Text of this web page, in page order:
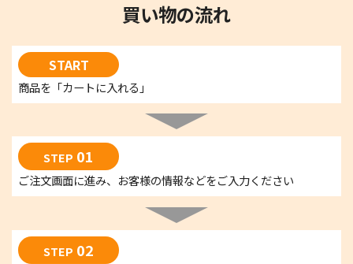
買い物の流れ
START
商品を「カートに入れる」
STEP 01
ご注文画面に進み、お客様の情報などをご入力ください
STEP 02